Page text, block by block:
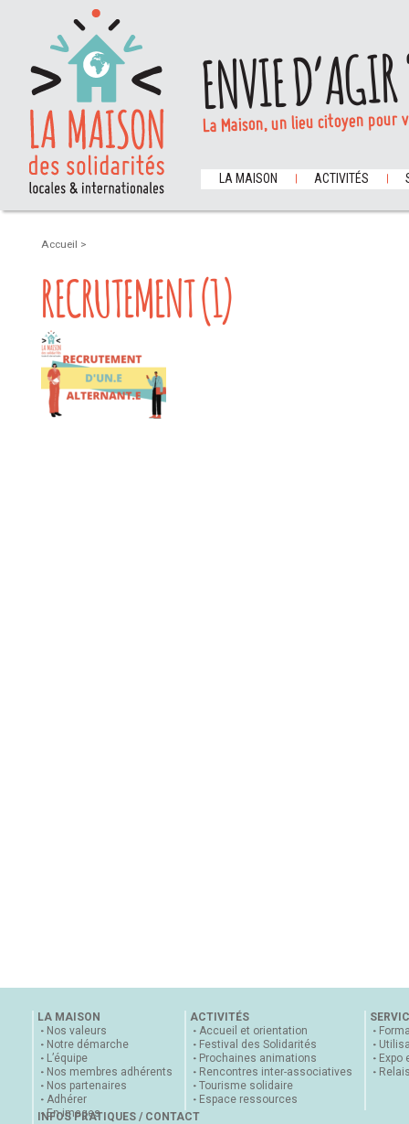
ENVIE
La Maison, un lieu citoyen
LA MAISON ACTIVITÉS
Accueil >
RECRUTEMENT (1)
LA MAISON
Nos valeurs
Notre démarche
L’équipe
Nos membres adhérents
Nos partenaires
Adhérer
En images
ACTIVITÉS
Accueil et orientation
Festival des Solidarités
Prochaines animations
Rencontres inter-associatives
Tourisme solidaire
Espace ressources
Expo
INFOS PRATIQUES / CONTACT